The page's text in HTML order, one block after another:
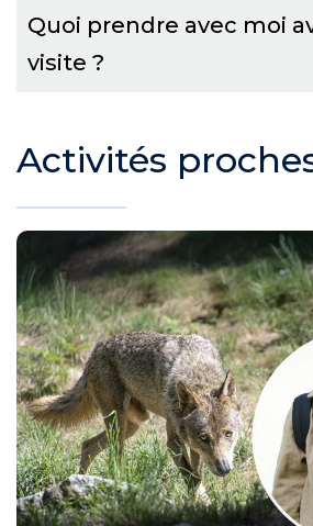
Quoi prendre avec moi
visite ?
Activités